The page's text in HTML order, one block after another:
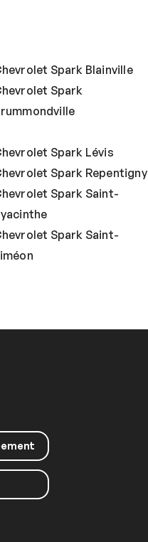
Spark Blainville
Spark
Spark Lévis
Spark Repentigny
Spark Saint-
Spark Saint-